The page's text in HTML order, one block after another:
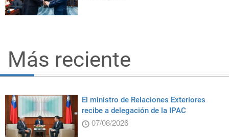
Más reciente
El ministro de Relaciones Exteriores
recibe a delegación de la IPAC
07/08/2026